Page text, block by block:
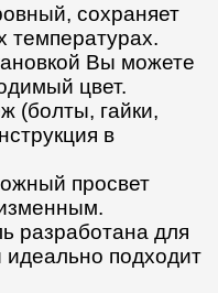
сохраняет
температурах.
Вы можете
цвет.
(болты, гайки,
в
просвет
разработана для
идеально подходит